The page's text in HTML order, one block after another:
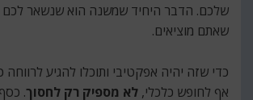
שלכם. הדבר היחיד שמשנה הוא שנשאר לכם
שאתם מוציאים.
כדי שזה יהיה אפקטיבי ותוכלו להגיע לרווחה
אף לחופש כלכלי, לא מספיק רק לחסוך.